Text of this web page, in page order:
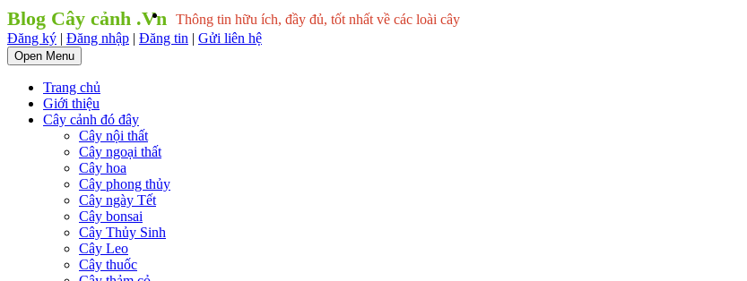
Blog Cây cảnh .Vn Thông tin hữu ích, đầy đủ, tốt nhất về các loài cây
Đăng ký | Đăng nhập | Đăng tin | Gửi liên hệ
Open Menu
Trang chủ
Giới thiệu
Cây cảnh đó đây
Cây nội thất
Cây ngoại thất
Cây hoa
Cây phong thủy
Cây ngày Tết
Cây bonsai
Cây Thủy Sinh
Cây Leo
Cây thuốc